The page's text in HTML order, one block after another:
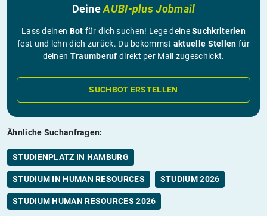
DeineAUBI-plus Jobmail
Lass deinen Bot für dich suchen! Lege deineSuchkriterien
fest und lehn dich zurück. Du bekommst aktuelle Stellen für
deinen Traumberuf direkt per Mail zugeschickt.
SUCHBOT ERSTELLEN
Ähnliche Suchanfragen:
STUDIENPLATZ IN HAMBURG
STUDIUM IN HUMAN RESOURCES STUDIUM 2026
STUDIUM HUMAN RESOURCES 2026